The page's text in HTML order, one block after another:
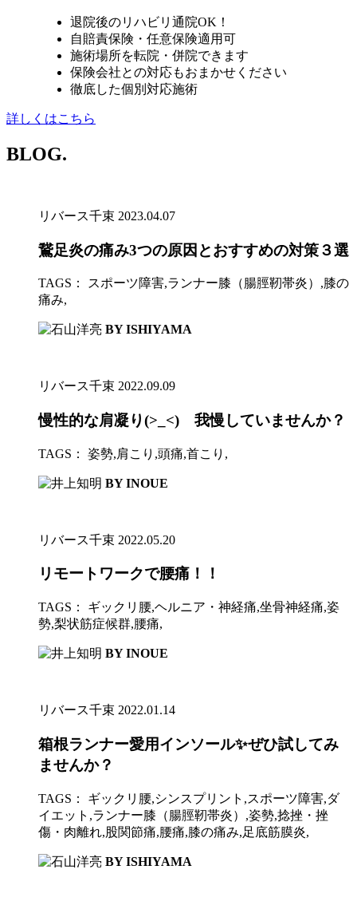
退院後のリハビリ通院OK！
自賠責保険・任意保険適用可
施術場所を転院・併院できます
保険会社との対応もおまかせください
徹底した個別対応施術
詳しくはこちら
BLOG.
リバース千束 2023.04.07
鵞足炎の痛み3つの原因とおすすめの対策３選
TAGS： スポーツ障害,ランナー膝（腸脛靭帯炎） ,膝の
痛み,
BY ISHIYAMA
リバース千束 2022.09.09
慢性的な肩凝り(>_<) 我慢していませんか？
TAGS： 姿勢,肩こり ,頭痛,首こり ,
BY INOUE
リバース千束 2022.05.20
リモートワークで腰痛！！
TAGS： ギックリ腰,ヘルニア・神経痛,坐骨神経痛,姿
勢,梨状筋症候群,腰痛,
BY INOUE
リバース千束 2022.01.14
箱根ランナー愛用インソール✨ぜひ試してみ
ませんか？
TAGS： ギックリ腰,シンスプリント ,スポーツ障害,ダ
イエット ,ランナー膝（腸脛靭帯炎） ,姿勢,捻挫・挫
傷・肉離れ,股関節痛,腰痛,膝の痛み,足底筋膜炎,
BY ISHIYAMA